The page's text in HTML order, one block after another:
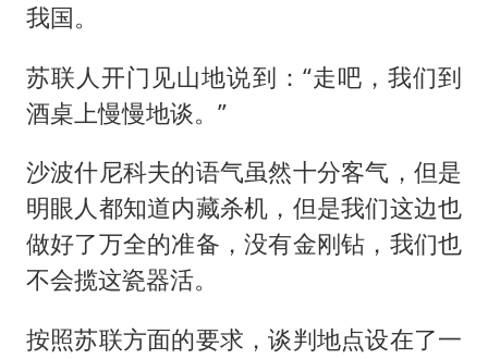
我国。
苏联人开门见山地说到：“走吧，我们到
酒桌上慢慢地谈。”
沙波什尼科夫的语气虽然十分客气，但是
明眼人都知道内藏杀机，但是我们这边也
做好了万全的准备，没有金刚钻，我们也
不会揽这瓷器活。
按照苏联方面的要求，谈判地点设在了一